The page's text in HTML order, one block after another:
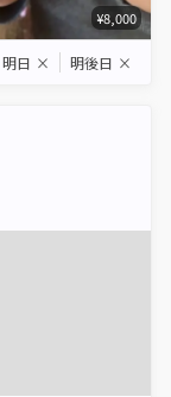
¥8,000
明日 × 明後日 ×